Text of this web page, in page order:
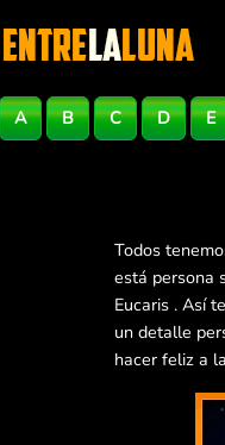
A B C D E
Todos
está persona
Eucaris . Así
un detalle
hacer feliz a